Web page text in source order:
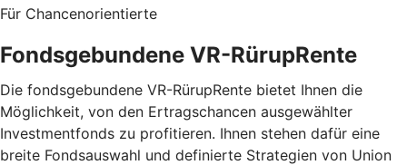
Für Chancenorientierte
Fondsgebundene VR-RürupRente
Die fondsgebundene VR-RürupRente bietet Ihnen die
Möglichkeit, von den Ertragschancen ausgewählter
Investmentfonds zu profitieren. Ihnen stehen dafür eine
breite Fondsauswahl und definierte Strategien von Union